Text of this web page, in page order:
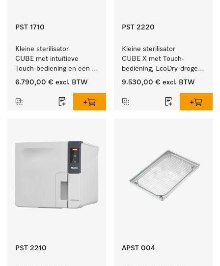
PST 1710
Kleine sterilisator
CUBE met intuïtieve
Touch-bediening en een
instrumentcapaciteit van
6.790,00 € excl. BTW
PST 2220
Kleine sterilisator
CUBE X met Touch-
bediening, EcoDry-drogen
en instrumentcapaciteit
9.530,00 € excl. BTW
PST 2210 APST 004